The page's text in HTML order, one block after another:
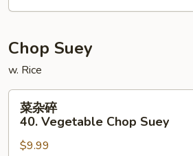
39.
Chow
Chop Suey
w. Rice
40.
菜杂碎
40. Vegetable Chop Suey
$9.99